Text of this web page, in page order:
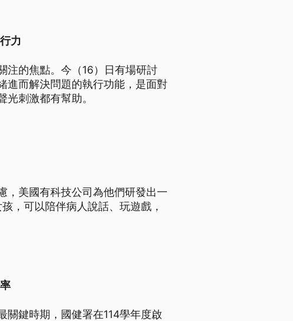
力
注的焦點。今（16）日有場研討
進而解決問題的執行功能，是面對
刺激都有幫助。
，美國有科技公司為他們研發出一
，可以陪伴病人說話、玩遊戲，
關鍵時期，國健署在114學年度啟